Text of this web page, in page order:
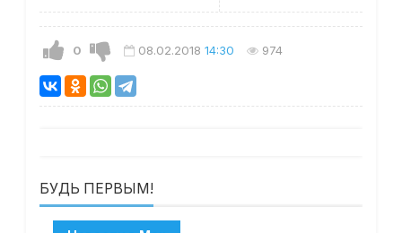
0 08.02.2018 14:30 974
БУДЬ ПЕРВЫМ!